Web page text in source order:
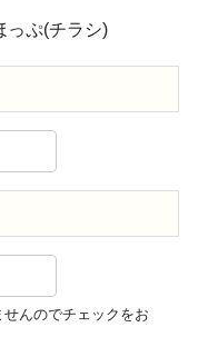
っぷ(チラシ)
んのでチェックをお